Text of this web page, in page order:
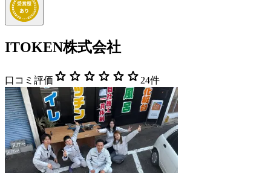
ITOKEN株式会社
口コミ評価 star star star star star star 24件